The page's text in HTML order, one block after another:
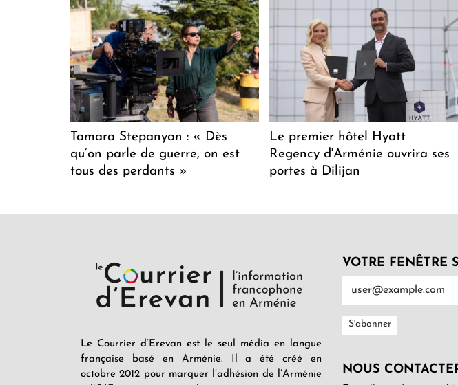
Tamara Stepanyan : « Dès
qu’on parle de guerre, on est
tous des perdants »
Le premier hôtel Hyatt
Regency d'Arménie ouvrira ses
portes à Dilijan
Le Courrier d’Erevan est le seul média en langue
française basé en Arménie. Il a été créé en
octobre 2012 pour marquer l’adhésion de l’Arménie
VOTRE FENÊTRE
NOUS